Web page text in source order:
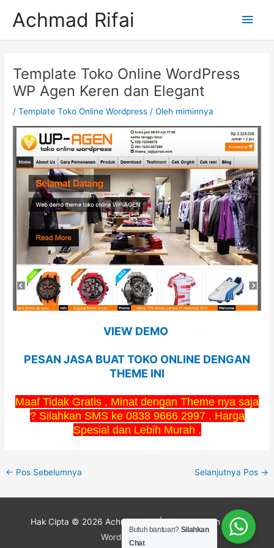
Achmad Rifai
Template Toko Online WordPress
WP Agen Keren dan Elegant
/Template Toko Online Wordpress / Oleh miminnya
VIEW DEMO
PESAN JASA BUAT TOKO ONLINE DENGAN
THEME INI
Maaf Tidak Gratis , Minat dengan Theme nya saja
? Silahkan SMS ke 0838 9666 2997 . Harga
Spesial dan Lebih Murah .
← Pos Sebelumnya Selanjutnya Pos →
Hak Cipta © 2026 Achmad Rifai| Didukung olehAstra
WordPress Theme
Butuh bantuan? Silahkan
Chat